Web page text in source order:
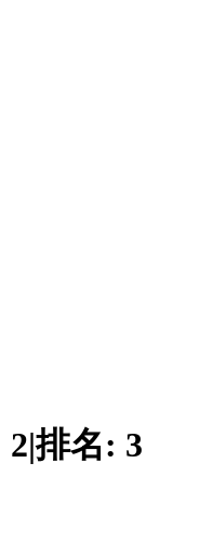
2|排名: 3